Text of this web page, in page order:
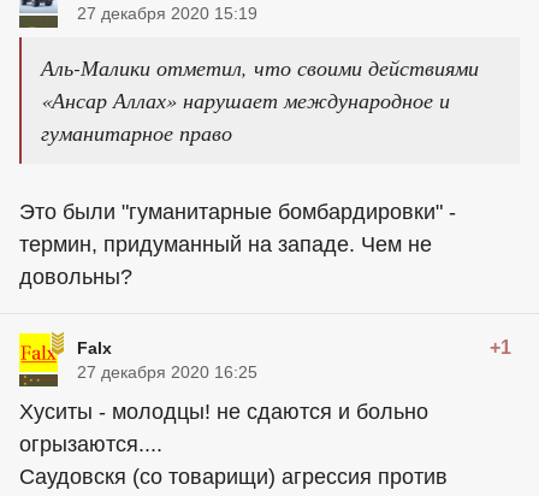
27 декабря 2020 15:19
Аль-Малики отметил, что своими действиями
«Ансар Аллах» нарушает международное и
гуманитарное право
Это были "гуманитарные бомбардировки" -
термин, придуманный на западе. Чем не
довольны?
Falx +1
27 декабря 2020 16:25
Хуситы - молодцы! не сдаются и больно
огрызаются....
Саудовскя (со товарищи) агрессия против